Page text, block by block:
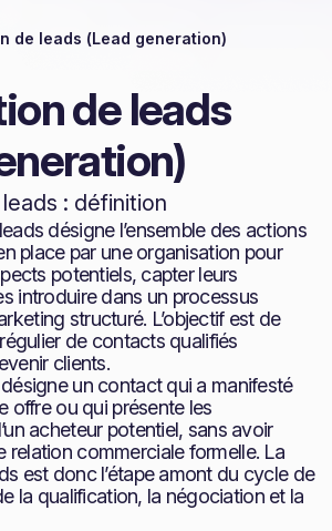
de leads (Lead generation)
de leads
: définition
désigne l’ensemble des actions
place par une organisation pour
potentiels, capter leurs
introduire dans un processus
structuré. L’objectif est de
de contacts qualifiés
clients.
un contact qui a manifesté
offre ou qui présente les
acheteur potentiel, sans avoir
relation commerciale formelle. La
est donc l’étape amont du cycle de
la qualification, la négociation et la